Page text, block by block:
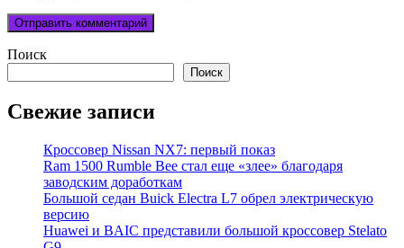
Поиск
Поиск
Свежие записи
Кроссовер Nissan NX7: первый показ
Ram 1500 Rumble Bee стал еще «злее» благодаря
заводским доработкам
Большой седан Buick Electra L7 обрел электрическую
версию
Huawei и BAIC представили большой кроссовер Stelato